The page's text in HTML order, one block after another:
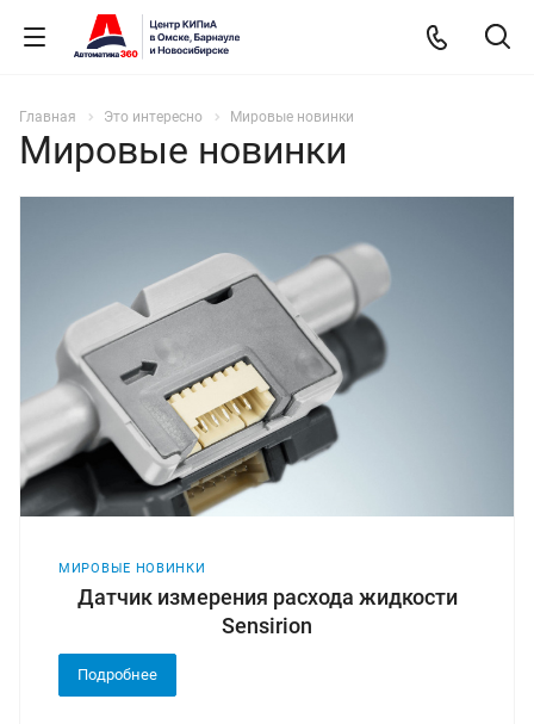
Главная Это интересно Мировые новинки
Мировые новинки
МИРОВЫЕ НОВИНКИ
Датчик измерения расхода жидкости
Sensirion
Подробнее